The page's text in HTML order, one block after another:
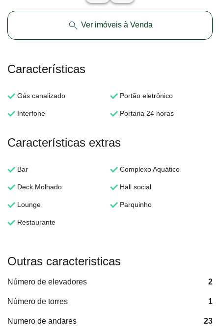
Ver imóveis à Venda
Características
Gás canalizado Portão eletrônico
Interfone Portaria 24 horas
Características extras
Bar Complexo Aquático
Deck Molhado Hall social
Lounge Parquinho
Restaurante
Outras caracteristicas
Número de elevadores 2
Número de torres 1
Numero de andares 23